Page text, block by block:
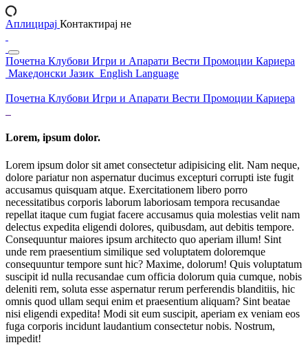
Аплицирај Контактирај не
Почетна Клубови Игри и Апарати Вести Промоции Кариера
Македонски Јазик English Language
Почетна Клубови Игри и Апарати Вести Промоции Кариера
Lorem, ipsum dolor.
Lorem ipsum dolor sit amet consectetur adipisicing elit. Nam neque,
dolore pariatur non aspernatur ducimus excepturi corrupti iste fugit
accusamus quisquam atque. Exercitationem libero porro
necessitatibus corporis laborum laboriosam tempora recusandae
repellat itaque cum fugiat facere accusamus quia molestias velit nam
delectus expedita eligendi dolores, quibusdam, aut debitis tempore.
Consequuntur maiores ipsum architecto quo aperiam illum! Sint
unde rem praesentium similique sed voluptatem doloremque
consequuntur tempore sunt hic? Maxime, dolorum! Quis voluptatum
suscipit id nulla recusandae cum officia dolorum quia cumque, nobis
deleniti rem, soluta esse aspernatur rerum perferendis blanditiis, hic
omnis quod ullam sequi enim et praesentium aliquam? Sint beatae
nisi eligendi expedita! Modi sit eum suscipit, aperiam ex veniam eos
fuga corporis incidunt laudantium consectetur nobis. Nostrum,
impedit!